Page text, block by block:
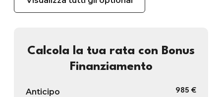
Calcola la tua rata con Bonus
Finanziamento
Anticipo 985 €